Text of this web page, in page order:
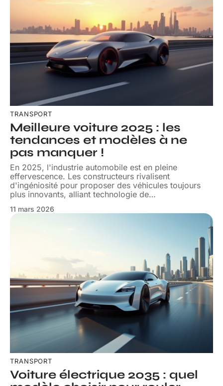
TRANSPORT
Meilleure voiture 2025 : les
tendances et modèles à ne
pas manquer !
En 2025, l'industrie automobile est en pleine
effervescence. Les constructeurs rivalisent
d'ingéniosité pour proposer des véhicules toujours
plus innovants, alliant technologie de…
11 mars 2026
TRANSPORT
Voiture électrique 2035 : quel